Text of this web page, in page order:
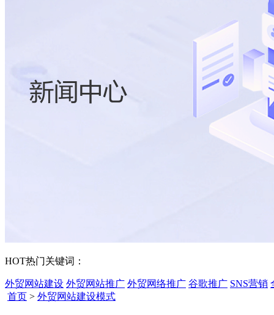
HOT热门关键词：
外贸网站建设 外贸网站推广 外贸网络推广 谷歌推广 SNS营销
首页 > 外贸网站建设模式